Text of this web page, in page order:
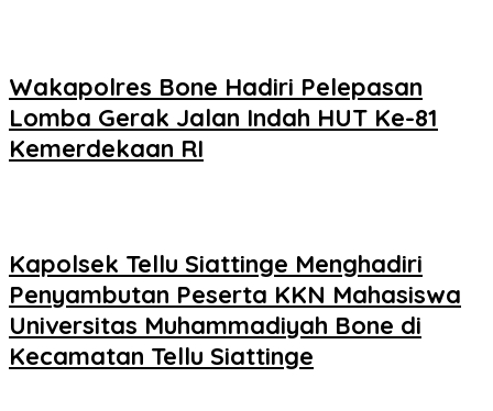
Wakapolres Bone Hadiri Pelepasan
Lomba Gerak Jalan Indah HUT Ke-81
Kemerdekaan RI
Kapolsek Tellu Siattinge Menghadiri
Penyambutan Peserta KKN Mahasiswa
Universitas Muhammadiyah Bone di
Kecamatan Tellu Siattinge